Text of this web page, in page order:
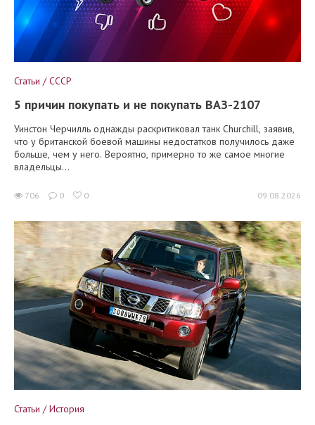
Статьи / СССР
5 причин покупать и не покупать ВАЗ-2107
Уинстон Черчилль однажды раскритиковал танк Churchill, заявив,
что у британской боевой машины недостатков получилось даже
больше, чем у него. Вероятно, примерно то же самое многие
владельцы...
706 0 0 09.08.2026
Статьи / История